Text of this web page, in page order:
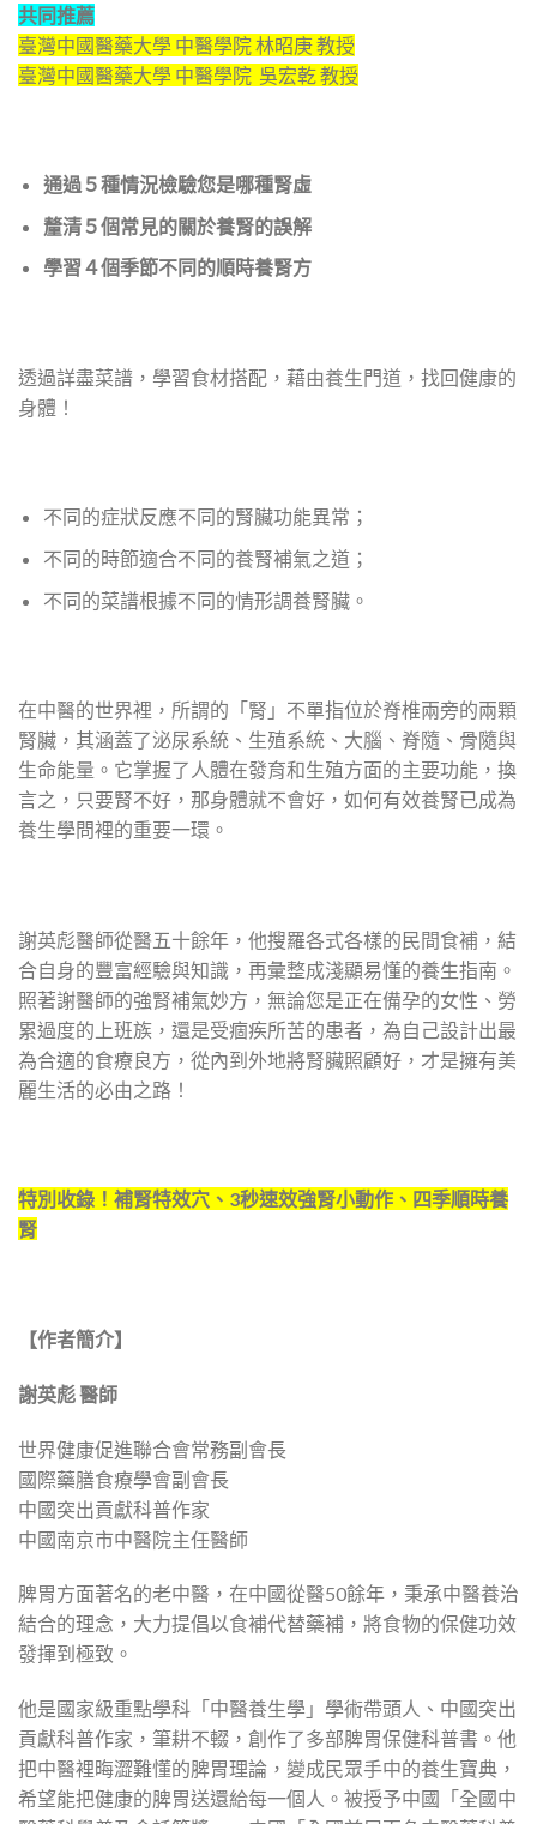
共同推薦
臺灣中國醫藥大學 中醫學院 林昭庚 教授
臺灣中國醫藥大學 中醫學院 吳宏乾 教授
通過５種情況檢驗您是哪種腎虛
釐清５個常見的關於養腎的誤解
學習４個季節不同的順時養腎方
透過詳盡菜譜，學習食材搭配，藉由養生門道，找回健康的
身體！
不同的症狀反應不同的腎臟功能異常；
不同的時節適合不同的養腎補氣之道；
不同的菜譜根據不同的情形調養腎臟。
在中醫的世界裡，所謂的「腎」不單指位於脊椎兩旁的兩顆
腎臟，其涵蓋了泌尿系統、生殖系統、大腦、脊隨、骨隨與
生命能量。它掌握了人體在發育和生殖方面的主要功能，換
言之，只要腎不好，那身體就不會好，如何有效養腎已成為
養生學問裡的重要一環。
謝英彪醫師從醫五十餘年，他搜羅各式各樣的民間食補，結
合自身的豐富經驗與知識，再彙整成淺顯易懂的養生指南。
照著謝醫師的強腎補氣妙方，無論您是正在備孕的女性、勞
累過度的上班族，還是受痼疾所苦的患者，為自己設計出最
為合適的食療良方，從內到外地將腎臟照顧好，才是擁有美
麗生活的必由之路！
特別收錄！補腎特效穴、3秒速效強腎小動作、四季順時養
腎
【作者簡介】
謝英彪醫師
世界健康促進聯合會常務副會長
國際藥膳食療學會副會長
中國突出貢獻科普作家
中國南京市中醫院主任醫師
脾胃方面著名的老中醫，在中國從醫50餘年，秉承中醫養治
結合的理念，大力提倡以食補代替藥補，將食物的保健功效
發揮到極致。
他是國家級重點學科「中醫養生學」學術帶頭人、中國突出
貢獻科普作家，筆耕不輟，創作了多部脾胃保健科普書。他
把中醫裡晦澀難懂的脾胃理論，變成民眾手中的養生寶典，
希望能把健康的脾胃送還給每一個人。被授予中國「全國中